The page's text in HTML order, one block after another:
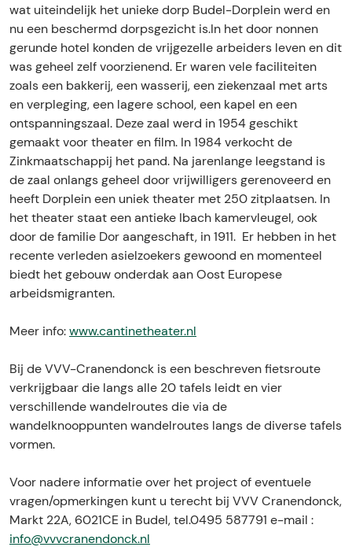
wat uiteindelijk het unieke dorp Budel-Dorplein werd en
nu een beschermd dorpsgezicht is.In het door nonnen
gerunde hotel konden de vrijgezelle arbeiders leven en dit
was geheel zelf voorzienend. Er waren vele faciliteiten
zoals een bakkerij, een wasserij, een ziekenzaal met arts
en verpleging, een lagere school, een kapel en een
ontspanningszaal. Deze zaal werd in 1954 geschikt
gemaakt voor theater en film. In 1984 verkocht de
Zinkmaatschappij het pand. Na jarenlange leegstand is
de zaal onlangs geheel door vrijwilligers gerenoveerd en
heeft Dorplein een uniek theater met 250 zitplaatsen. In
het theater staat een antieke Ibach kamervleugel, ook
door de familie Dor aangeschaft, in 1911. Er hebben in het
recente verleden asielzoekers gewoond en momenteel
biedt het gebouw onderdak aan Oost Europese
arbeidsmigranten.
Meer info:www.cantinetheater.nl
Bij de VVV-Cranendonck is een beschreven fietsroute
verkrijgbaar die langs alle 20 tafels leidt en vier
verschillende wandelroutes die via de
wandelknooppunten wandelroutes langs de diverse tafels
vormen.
Voor nadere informatie over het project of eventuele
vragen/opmerkingen kunt u terecht bij VVV Cranendonck,
Markt 22A, 6021CE in Budel, tel.0495 587791 e-mail :
info@vvvcranendonck.nl